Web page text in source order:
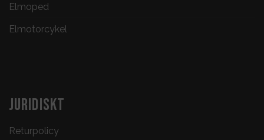
Elmoped
Elmotorcykel
JURIDISKT
Returpolicy